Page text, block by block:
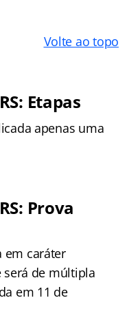
Volte ao topo
Etapas
apenas uma
Prova
em caráter
de múltipla
em 11 de